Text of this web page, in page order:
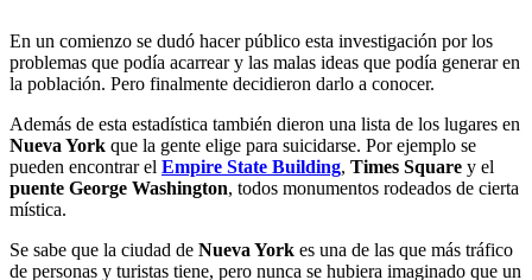
En un comienzo se dudó hacer público esta investigación por los
problemas que podía acarrear y las malas ideas que podía generar en
la población. Pero finalmente decidieron darlo a conocer.
Además de esta estadística también dieron una lista de los lugares en
Nueva York que la gente elige para suicidarse. Por ejemplo se
pueden encontrar el Empire State Building, Times Square y el
puente George Washington, todos monumentos rodeados de cierta
mística.
Se sabe que la ciudad de Nueva York es una de las que más tráfico
de personas y turistas tiene, pero nunca se hubiera imaginado que un